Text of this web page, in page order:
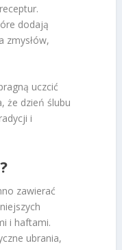
dodają
zmysłów,
uczcić
że dzień ślubu
i
zawierać
i haftami.
ubrania,